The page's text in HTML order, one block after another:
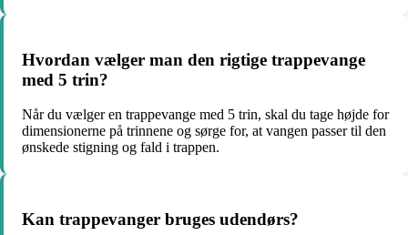
Hvordan vælger man den rigtige trappevange
med 5 trin?
Når du vælger en trappevange med 5 trin, skal du tage højde for
dimensionerne på trinnene og sørge for, at vangen passer til den
ønskede stigning og fald i trappen.
Kan trappevanger bruges udendørs?